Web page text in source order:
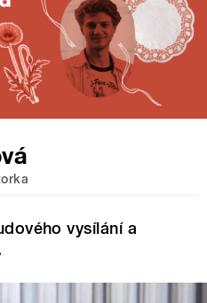
vysílání a